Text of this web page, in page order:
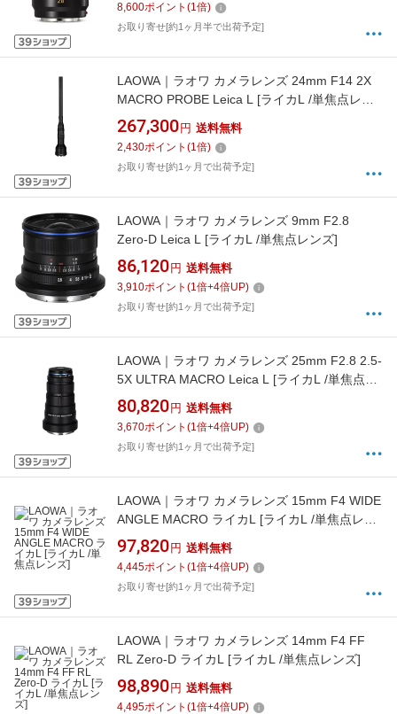
8,600ポイント (1倍)
お取り寄せ[約1ヶ月半で出荷予定]
LAOWA｜ラオワ カメラレンズ 24mm F14 2X
MACRO PROBE Leica L [ライカL /単焦点レン
ズ]
267,300 円 送料無料
2,430ポイント (1倍)
お取り寄せ[約1ヶ月で出荷予定]
LAOWA｜ラオワ カメラレンズ 9mm F2.8
Zero-D Leica L [ライカL /単焦点レンズ]
86,120 円 送料無料
3,910ポイント (1倍+4倍UP)
お取り寄せ[約1ヶ月で出荷予定]
LAOWA｜ラオワ カメラレンズ 25mm F2.8 2.5-
5X ULTRA MACRO Leica L [ライカL /単焦点レ
ンズ]
80,820 円 送料無料
3,670ポイント (1倍+4倍UP)
お取り寄せ[約1ヶ月で出荷予定]
LAOWA｜ラオワ カメラレンズ 15mm F4 WIDE
ANGLE MACRO ライカL [ライカL /単焦点レン
ズ]
97,820 円 送料無料
4,445ポイント (1倍+4倍UP)
お取り寄せ[約1ヶ月で出荷予定]
LAOWA｜ラオワ カメラレンズ 14mm F4 FF
RL Zero-D ライカL [ライカL /単焦点レンズ]
98,890 円 送料無料
4,495ポイント (1倍+4倍UP)